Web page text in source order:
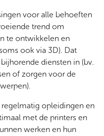
voor alle behoeften
trend om
te ontwikkelen en
ook via 3D). Dat
diensten in (bv.
of zorgen voor de
regelmatig opleidingen en
met de printers en
werken en hun